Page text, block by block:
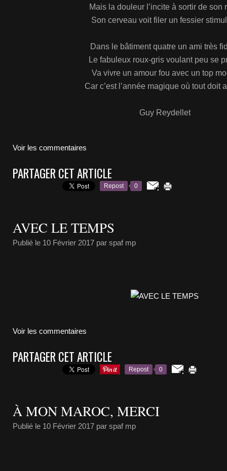
Mais la douleur l’incite à sortir de son
Son cerveau voit filer un fessier
Dans le bâtiment quatre un ami très
Le fabuleux roux-gris voulant peu se
Va vivre un amour fou avec un top
Car c’est l’année magique où tout doit
Guy Reydellet
Voir les commentaires
PARTAGER CET ARTICLE
Repost 0
AVEC LE TEMPS
Publié le 10 Février 2017 par spaf mp
Voir les commentaires
PARTAGER CET ARTICLE
Repost 0
À MON MAROC, MERCI
Publié le 10 Février 2017 par spaf mp